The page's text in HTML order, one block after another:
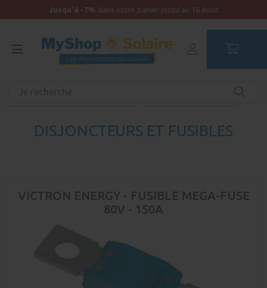
Jusqu'à -7% dans votre panier jusqu'au 16 Aout
DISJONCTEURS ET FUSIBLES
VICTRON ENERGY - FUSIBLE MEGA-FUSE
80V - 150A